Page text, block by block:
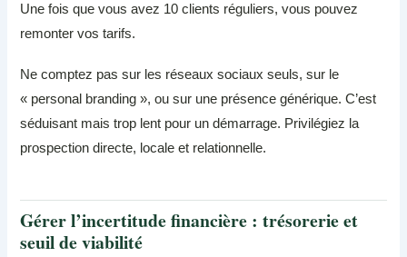
Une fois que vous avez 10 clients réguliers, vous pouvez
remonter vos tarifs.
Ne comptez pas sur les réseaux sociaux seuls, sur le
« personal branding », ou sur une présence générique. C’est
séduisant mais trop lent pour un démarrage. Privilégiez la
prospection directe, locale et relationnelle.
Gérer l’incertitude financière : trésorerie et
seuil de viabilité